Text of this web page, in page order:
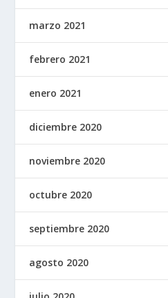
marzo 2021
febrero 2021
enero 2021
diciembre 2020
noviembre 2020
octubre 2020
septiembre 2020
agosto 2020